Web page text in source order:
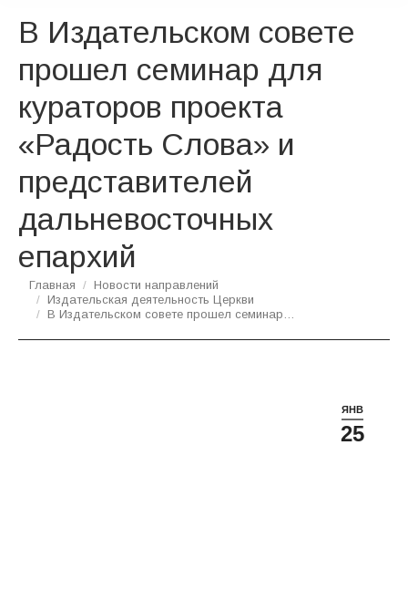
В Издательском совете
прошел семинар для
кураторов проекта
«Радость Слова» и
представителей
дальневосточных
епархий
Вы здесь:
Главная
Новости направлений
Издательская деятельность Церкви
В Издательском совете прошел семинар…
ЯНВ
25